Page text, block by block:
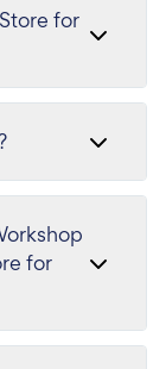
for
for